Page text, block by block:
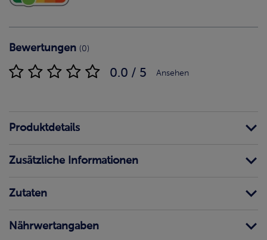
Bewertungen (0)
0.0 / 5 Ansehen
Produktdetails
Zusätzliche Informationen
Zutaten
Nährwertangaben